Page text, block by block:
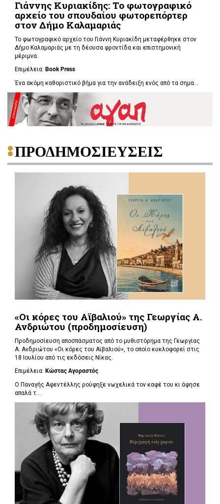
Γιάννης Κυριακίδης: Το φωτογραφικό
αρχείο του σπουδαίου φωτορεπόρτερ
στον Δήμο Καλαμαριάς
Το φωτογραφικό αρχείο του Γιάννη Κυριακίδη μεταφέρθηκε στον
Δήμο Καλαμαριάς με τη δέουσα φροντίδα και επιστημονική
μέριμνα.
Επιμέλεια: Book Press
Ένα ακόμη καθοριστικό βήμα για την ανάδειξη ενός από τα σημα...
ΠΡΟΔΗΜΟΣΙΕΥΣΕΙΣ
«Οι κόρες του Αϊβαλιού» της Γεωργίας Α.
Ανδριώτου (προδημοσίευση)
Προδημοσίευση αποσπάσματος από το μυθιστόρημα της Γεωργίας
Α. Ανδριώτου «Οι κόρες του Αϊβαλιού», το οποίο κυκλοφορεί στις
18 Ιουλίου από τις εκδόσεις Νίκας.
Επιμέλεια: Κώστας Αγοραστός
Ο Παναγής Αφεντέλλης ρούφηξε νωχελικά τον καφέ του κι άφησε
απαλά τ...